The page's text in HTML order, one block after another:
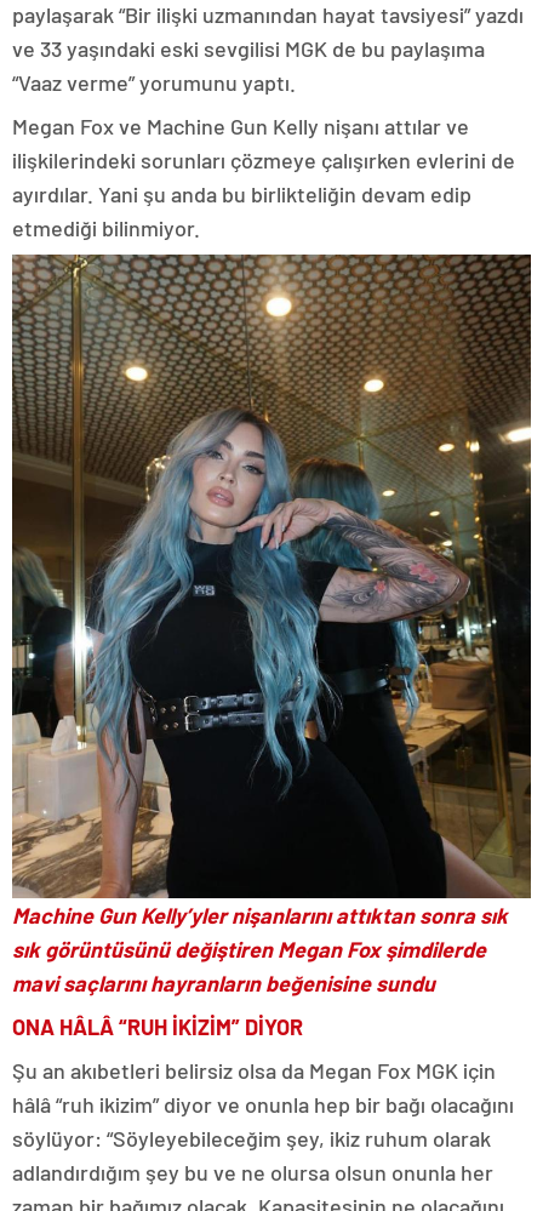
paylaşarak “Bir ilişki uzmanından hayat tavsiyesi” yazdı
ve 33 yaşındaki eski sevgilisi MGK de bu paylaşıma
“Vaaz verme” yorumunu yaptı.
Megan Fox ve Machine Gun Kelly nişanı attılar ve
ilişkilerindeki sorunları çözmeye çalışırken evlerini de
ayırdılar. Yani şu anda bu birlikteliğin devam edip
etmediği bilinmiyor.
Machine Gun Kelly’yler nişanlarını attıktan sonra sık
sık görüntüsünü değiştiren Megan Fox şimdilerde
mavi saçlarını hayranların beğenisine sundu
ONA HÂLÂ “RUH İKİZİM” DİYOR
Şu an akıbetleri belirsiz olsa da Megan Fox MGK için
hâlâ “ruh ikizim” diyor ve onunla hep bir bağı olacağını
söylüyor: “Söyleyebileceğim şey, ikiz ruhum olarak
adlandırdığım şey bu ve ne olursa olsun onunla her